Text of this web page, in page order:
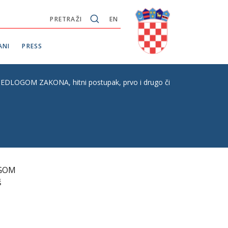
EN
PRETRAŽI
PRESS
ZAKONA, hitni postupak, prvo i drugo čitanje, P.Z. br.